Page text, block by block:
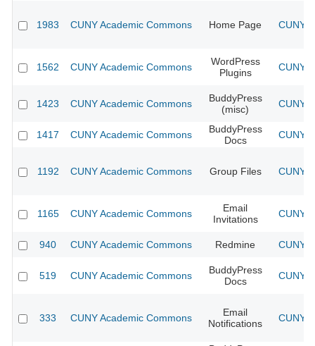
1983 CUNY Academic Commons Home Page CUNY
1562 CUNY Academic Commons
WordPress
Plugins
CUNY
1423 CUNY Academic Commons
BuddyPress
(misc)
CUNY
1417 CUNY Academic Commons
BuddyPress
Docs
CUNY
1192 CUNY Academic Commons Group Files CUNY
1165 CUNY Academic Commons
Email
Invitations
CUNY
940 CUNY Academic Commons Redmine CUNY
519 CUNY Academic Commons
BuddyPress
Docs
CUNY
333 CUNY Academic Commons
Email
Notifications
CUNY